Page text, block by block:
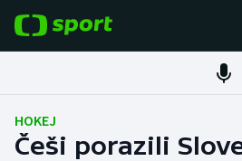
Fotbal
HOKEJ
Češi porazili